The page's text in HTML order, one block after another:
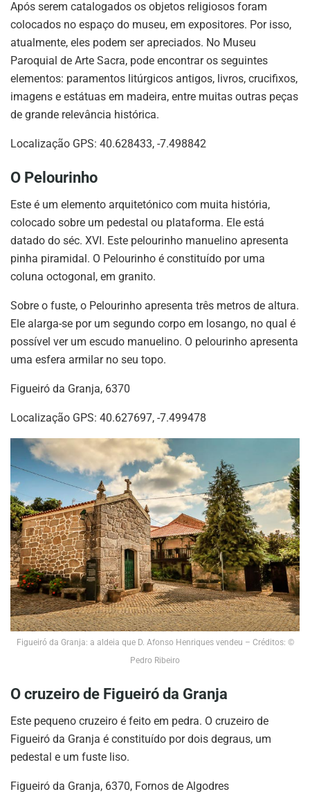
Após serem catalogados os objetos religiosos foram
colocados no espaço do museu, em expositores. Por isso,
atualmente, eles podem ser apreciados. No Museu
Paroquial de Arte Sacra, pode encontrar os seguintes
elementos: paramentos litúrgicos antigos, livros, crucifixos,
imagens e estátuas em madeira, entre muitas outras peças
de grande relevância histórica.
Localização GPS: 40.628433, -7.498842
O Pelourinho
Este é um elemento arquitetónico com muita história,
colocado sobre um pedestal ou plataforma. Ele está
datado do séc. XVI. Este pelourinho manuelino apresenta
pinha piramidal. O Pelourinho é constituído por uma
coluna octogonal, em granito.
Sobre o fuste, o Pelourinho apresenta três metros de altura.
Ele alarga-se por um segundo corpo em losango, no qual é
possível ver um escudo manuelino. O pelourinho apresenta
uma esfera armilar no seu topo.
Figueiró da Granja, 6370
Localização GPS: 40.627697, -7.499478
Figueiró da Granja: a aldeia que D. Afonso Henriques vendeu – Créditos: ©
Pedro Ribeiro
O cruzeiro de Figueiró da Granja
Este pequeno cruzeiro é feito em pedra. O cruzeiro de
Figueiró da Granja é constituído por dois degraus, um
pedestal e um fuste liso.
Figueiró da Granja, 6370, Fornos de Algodres